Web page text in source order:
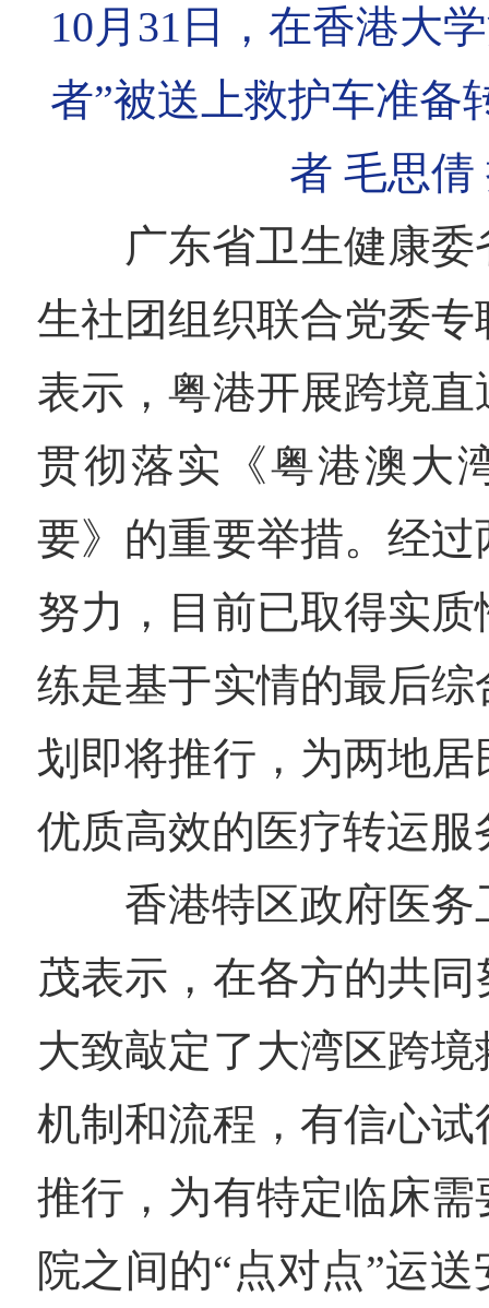
10月31日，在香港大
者”被送上救护车准备
者 毛思倩
广东省卫生健康
生社团组织联合党委
表示，粤港开展跨境
贯彻落实《粤港澳大
要》的重要举措。经
努力，目前已取得实
练是基于实情的最后
划即将推行，为两地
优质高效的医疗转运服
香港特区政府医
茂表示，在各方的共
大致敲定了大湾区跨
机制和流程，有信心
推行，为有特定临床
院之间的“点对点”运